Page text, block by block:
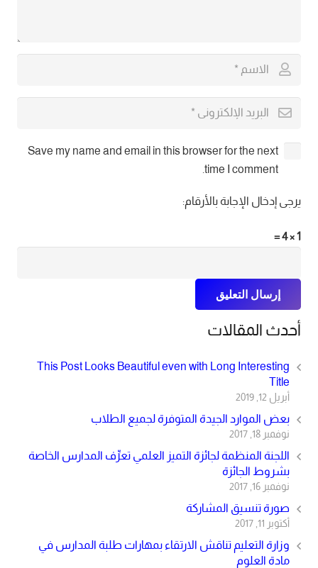
Save my name and email in this browser for the next
time I comment.
يرجى إدخال الإجابة بالأرقام:
1 × 4 =
إرسال التعليق
أحدث المقالات
This Post Looks Beautiful even with Long Interesting
Title
أبريل 12, 2019
بعض الموارد الجيدة المتوفرة لجميع الطلاب
نوفمبر 18, 2017
اللجنة المنظمة لجائزة التميز العلمي تعرِّف المدارس الخاصة
بشروط الجائزة
نوفمبر 16, 2017
صورة تنسيق المشاركة
أكتوبر 11, 2017
وزارة التعليم تناقش الارتقاء بمهارات طلبة المدارس في
مادة العلوم